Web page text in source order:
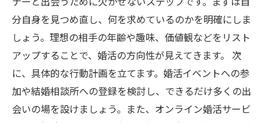
分自身を見つめ直し、何を求めているのかを明確にしま
しょう。理想の相手の年齢や趣味、価値観などをリスト
アップすることで、婚活の方向性が見えてきます。 次
に、具体的な行動計画を立てます。婚活イベントへの参
加や結婚相談所への登録を検討し、できるだけ多くの出
会いの場を設けましょう。また、オンライン婚活サービ